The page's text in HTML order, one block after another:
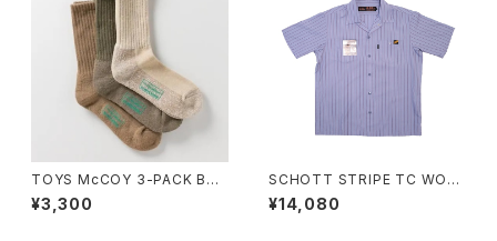
TOYS McCOY 3-PACK BO
OTS SOCKS
¥3,300
SCHOTT STRIPE TC WOR
K SHIRT
¥14,080